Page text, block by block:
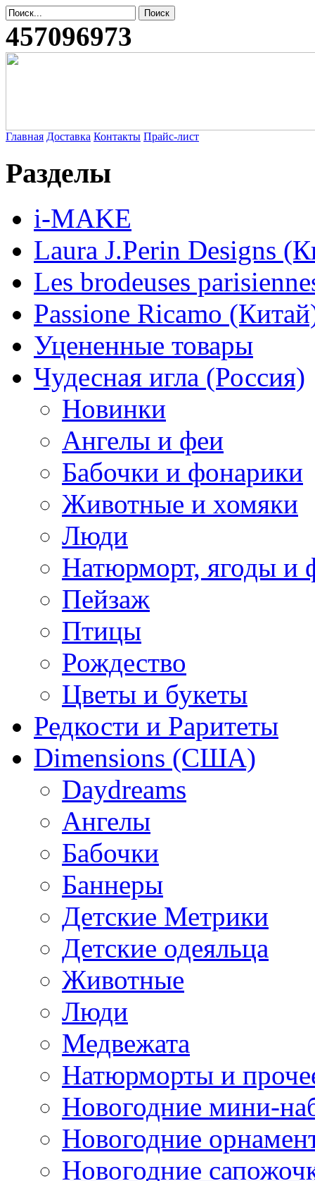
457096973
Главная Доставка Контакты Прайс-лист
Разделы
i-MAKE
Laura J.Perin Designs
Les brodeuses
Passione Ricamo
Уцененные товары
Чудесная игла (Россия)
Новинки
Ангелы и феи
Бабочки и фонарики
Животные и хомяки
Люди
Натюрморт, ягоды и
Пейзаж
Птицы
Рождество
Цветы и букеты
Редкости и Раритеты
Dimensions (США)
Daydreams
Ангелы
Бабочки
Баннеры
Детские Метрики
Детские одеяльца
Животные
Люди
Медвежата
Натюрморты и
Новогодние мини-
Новогодние
Новогодние